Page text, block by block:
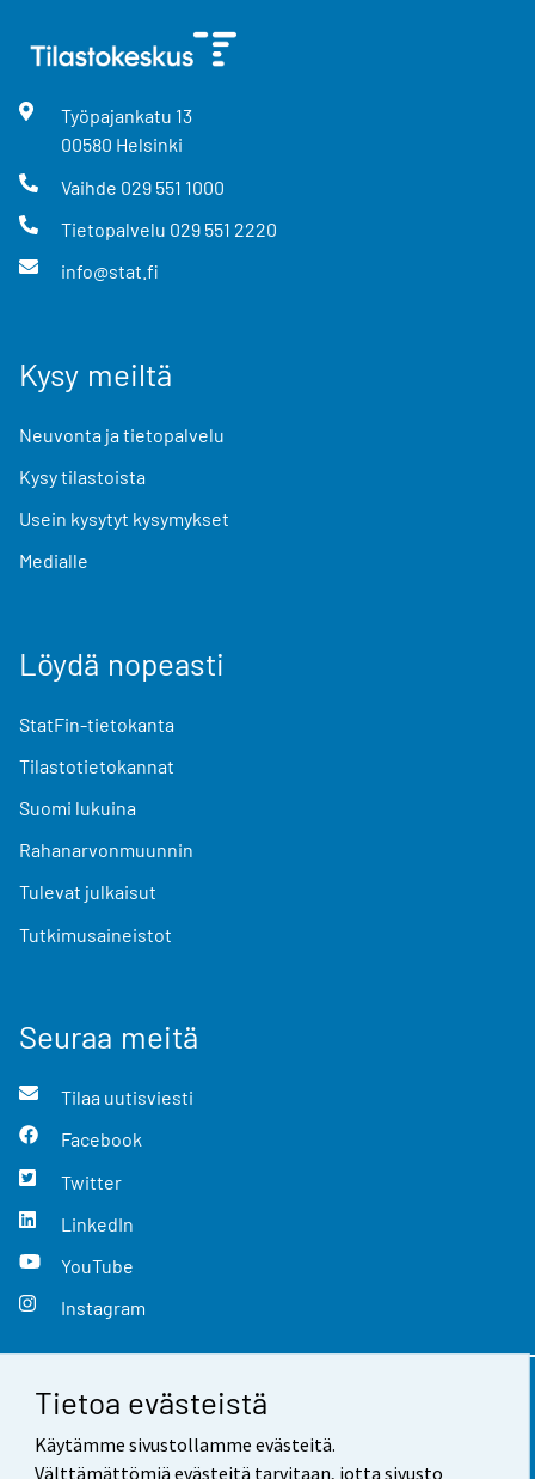
Tietoa evästeistä
Käytämme sivustollamme evästeitä.
Välttämättömiä evästeitä tarvitaan, jotta sivusto
Työpajankatu 13
00580 Helsinki
Vaihde 029 551 1000
Tietopalvelu 029 551 2220
info@stat.fi
Kysy meiltä
Neuvonta ja tietopalvelu
Kysy tilastoista
Usein kysytyt kysymykset
Medialle
Löydä nopeasti
StatFin-tietokanta
Tilastotietokannat
Suomi lukuina
Rahanarvonmuunnin
Tulevat julkaisut
Tutkimusaineistot
Seuraa meitä
Tilaa uutisviesti
Facebook
Twitter
LinkedIn
YouTube
Instagram
Yhteystiedot
Palaute